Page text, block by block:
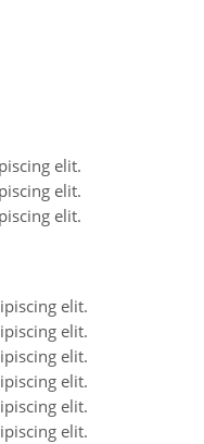
elit.
elit.
elit.
elit.
elit.
elit.
elit.
elit.
elit.